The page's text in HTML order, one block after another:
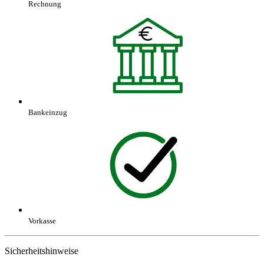
Rechnung
Bankeinzug
Vorkasse
Sicherheitshinweise